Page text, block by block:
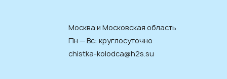
Москва и Московская область
Пн — Вс: круглосуточно
chistka-kolodca@h2s.su